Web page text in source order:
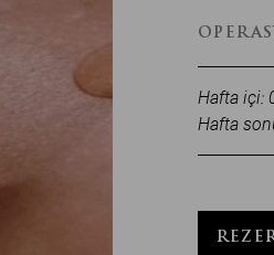
Hafta içi:
Hafta